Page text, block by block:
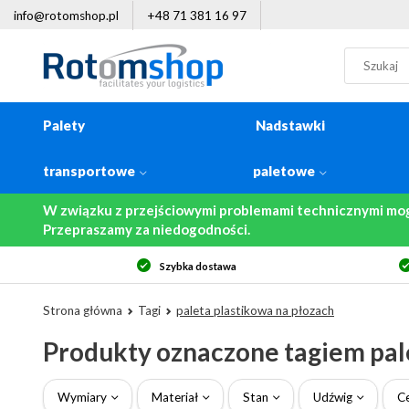
info@rotomshop.pl +48 71 381 16 97
Palety
transportowe
Nadstawki
paletowe
W związku z przejściowymi problemami technicznymi
Przepraszamy za niedogodności.
Szybka dostawa
Strona główna Tagi paleta plastikowa na płozach
Produkty oznaczone tagiem
Wymiary Materiał Stan Udźwig